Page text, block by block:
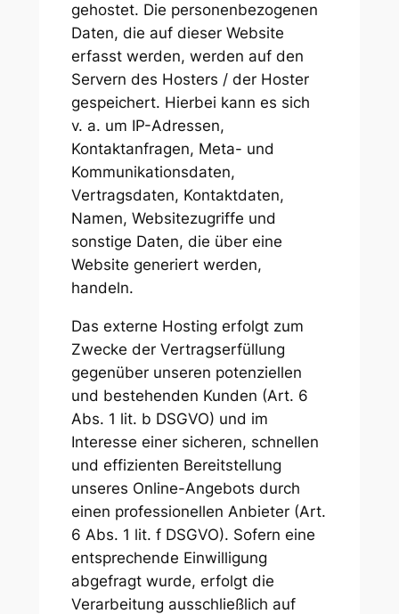
gehostet. Die personenbezogenen
Daten, die auf dieser Website
erfasst werden, werden auf den
Servern des Hosters / der Hoster
gespeichert. Hierbei kann es sich
v. a. um IP-Adressen,
Kontaktanfragen, Meta- und
Kommunikationsdaten,
Vertragsdaten, Kontaktdaten,
Namen, Websitezugriffe und
sonstige Daten, die über eine
Website generiert werden,
handeln.
Das externe Hosting erfolgt zum
Zwecke der Vertragserfüllung
gegenüber unseren potenziellen
und bestehenden Kunden (Art. 6
Abs. 1 lit. b DSGVO) und im
Interesse einer sicheren, schnellen
und effizienten Bereitstellung
unseres Online-Angebots durch
einen professionellen Anbieter (Art.
6 Abs. 1 lit. f DSGVO). Sofern eine
entsprechende Einwilligung
abgefragt wurde, erfolgt die
Verarbeitung ausschließlich auf